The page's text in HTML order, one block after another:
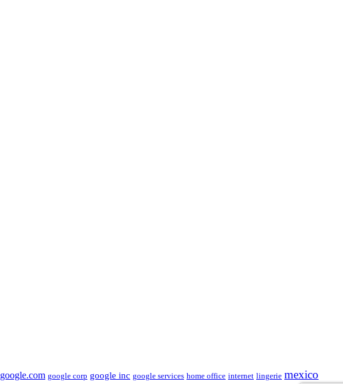
google.com google corp google inc google services home office internet lingerie mexico